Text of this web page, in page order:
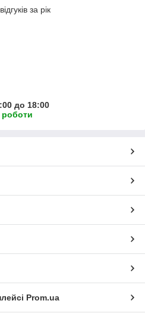
за рік
до 18:00
роботи
Prom.ua